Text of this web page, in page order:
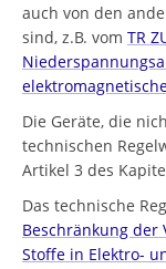
auch von den
sind, z.B. vom TR
Die Geräte, die
technischen
Artikel 3 des
Das technische
Beschränkung
Stoffe in Elektro-